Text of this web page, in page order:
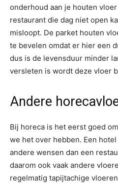
onderhoud aan je houten
restaurant die dag niet open
misloopt. De parket houten
te bevelen omdat er hier een
dus is de levensduur minder
versleten is wordt deze vloer
Andere
Bij horeca is het eerst goed
we het over hebben. Een
andere wensen dan een
daarom ook vaak andere
regelmatig tapijtachige